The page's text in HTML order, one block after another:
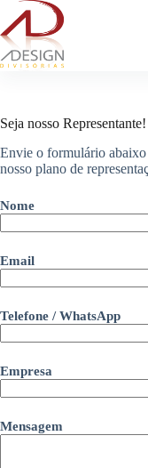
Skip
to
content
Seja nosso Representante!
Envie o formulário abaixo
nosso plano de
Nome
Email
Telefone / WhatsApp
Empresa
Mensagem